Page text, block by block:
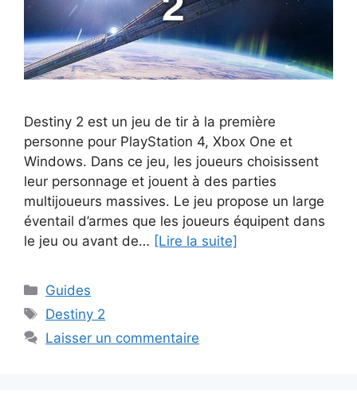
Destiny 2 est un jeu de tir à la première
personne pour PlayStation 4, Xbox One et
Windows. Dans ce jeu, les joueurs choisissent
leur personnage et jouent à des parties
multijoueurs massives. Le jeu propose un large
éventail d’armes que les joueurs équipent dans
le jeu ou avant de… [Lire la suite]
Catégories
Guides
Étiquettes
Destiny 2
Laisser un commentaire